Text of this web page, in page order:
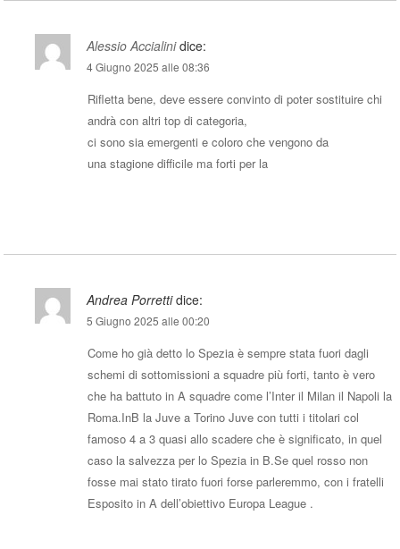
Alessio Accialini dice:
4 Giugno 2025 alle 08:36
Rifletta bene, deve essere convinto di poter sostituire chi
andrà con altri top di categoria,
ci sono sia emergenti e coloro che vengono da
una stagione difficile ma forti per la
Andrea Porretti dice:
5 Giugno 2025 alle 00:20
Come ho già detto lo Spezia è sempre stata fuori dagli
schemi di sottomissioni a squadre più forti, tanto è vero
che ha battuto in A squadre come l’Inter il Milan il Napoli la
Roma.InB la Juve a Torino Juve con tutti i titolari col
famoso 4 a 3 quasi allo scadere che è significato, in quel
caso la salvezza per lo Spezia in B.Se quel rosso non
fosse mai stato tirato fuori forse parleremmo, con i fratelli
Esposito in A dell’obiettivo Europa League .